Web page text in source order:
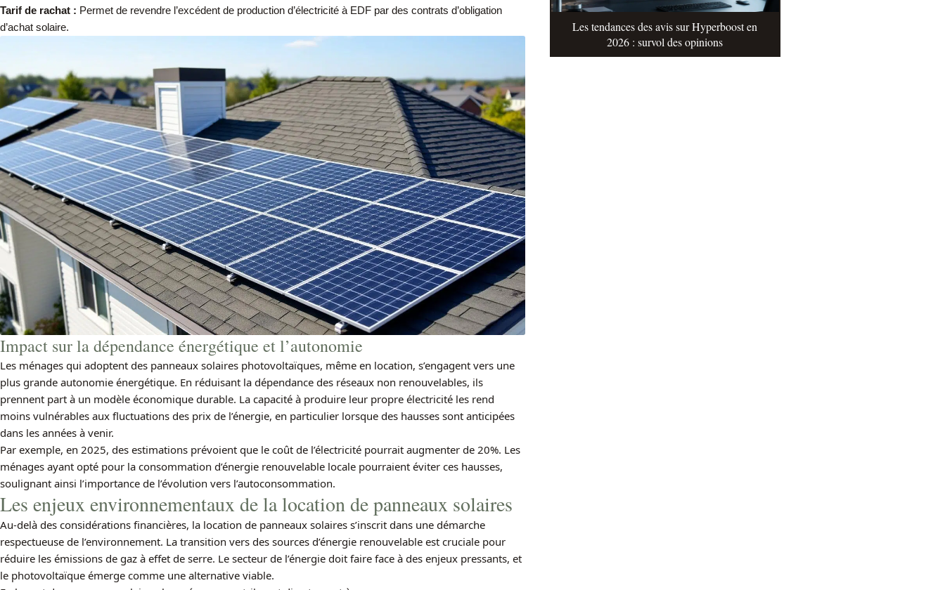
Tarif de rachat : Permet de revendre l’excédent de production d’électricité à EDF par des contrats d’obligation
d’achat solaire.
Impact sur la dépendance énergétique et l’autonomie
Les ménages qui adoptent des panneaux solaires photovoltaïques, même en location, s’engagent vers une
plus grande autonomie énergétique. En réduisant la dépendance des réseaux non renouvelables, ils
prennent part à un modèle économique durable. La capacité à produire leur propre électricité les rend
moins vulnérables aux fluctuations des prix de l’énergie, en particulier lorsque des hausses sont anticipées
dans les années à venir.
Par exemple, en 2025, des estimations prévoient que le coût de l’électricité pourrait augmenter de 20%. Les
ménages ayant opté pour la consommation d’énergie renouvelable locale pourraient éviter ces hausses,
soulignant ainsi l’importance de l’évolution vers l’autoconsommation.
Les enjeux environnementaux de la location de panneaux solaires
Au-delà des considérations financières, la location de panneaux solaires s’inscrit dans une démarche
respectueuse de l’environnement. La transition vers des sources d’énergie renouvelable est cruciale pour
réduire les émissions de gaz à effet de serre. Le secteur de l’énergie doit faire face à des enjeux pressants, et
le photovoltaïque émerge comme une alternative viable.
Les tendances des avis sur Hyperboost en
2026 : survol des opinions